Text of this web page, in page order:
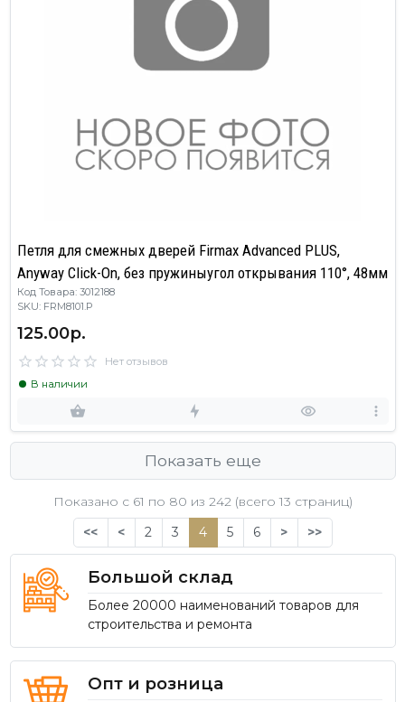
Петля для смежных дверей Firmax Advanced PLUS,
Anyway Click-On, без пружиныугол открывания 110°, 48мм
Код Товара: 3012188
SKU: FRM8101.P
125.00р.
Нет отзывов
В наличии
Показать еще
Показано с 61 по 80 из 242 (всего 13 страниц)
<<
< 2 3 4 5 6 > >>
Большой склад
Более 20000 наименований товаров для
строительства и ремонта
Опт и розница